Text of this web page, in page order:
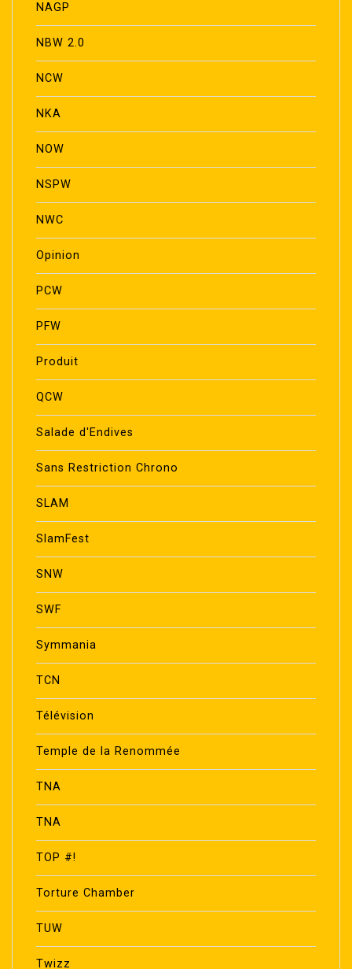
NAGP
NBW 2.0
NCW
NKA
NOW
NSPW
NWC
Opinion
PCW
PFW
Produit
QCW
Salade d'Endives
Sans Restriction Chrono
SLAM
SlamFest
SNW
SWF
Symmania
TCN
Télévision
Temple de la Renommée
TNA
TNA
TOP #!
Torture Chamber
TUW
Twizz